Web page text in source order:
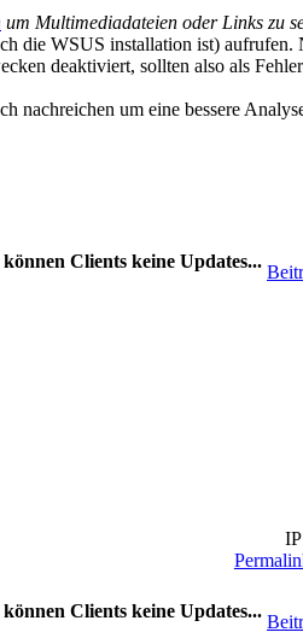
um Multimediadateien oder Links zu
die WSUS installation ist)
deaktiviert, sollten also als
nachreichen um eine bessere
Clients keine Updates...
Clients keine Updates...